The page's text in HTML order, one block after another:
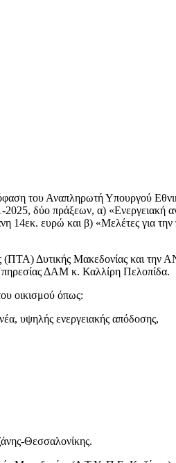
του Αναπληρωτή Υπουργού
δύο πράξεων, α) «Ενεργειακή
14εκ. ευρώ και β) «Μελέτες για
(ΠΤΑ) Δυτικής Μακεδονίας και
Υπηρεσίας ΔΑΜ κ. Καλλίρη Πελοπίδα.
οικισμού όπως:
υψηλής ενεργειακής απόδοσης,
Θεσσαλονίκης.